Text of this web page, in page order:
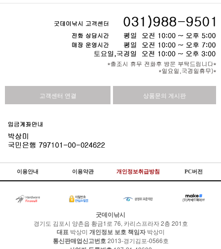
고객센터 연결 상품문의 게시판
이용안내 이용약관 개인정보취급방침 PC버전
굿데이낚시
경기도 김포시 양촌읍 황금1로 76, 카리스프라자 2층 201호
대표 박상미 개인정보 보호 책임자박상미
통신판매업신고번호 2013-경기김포-0566호